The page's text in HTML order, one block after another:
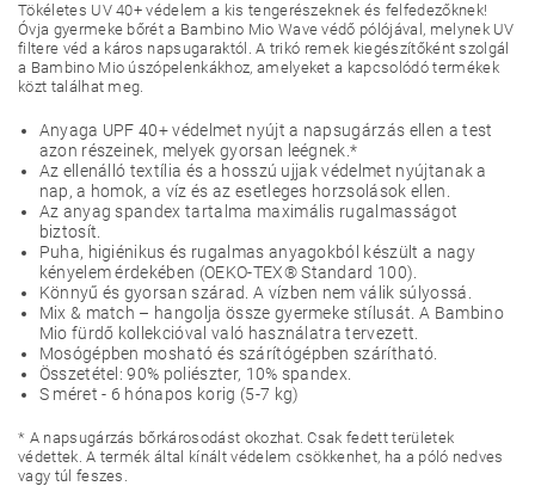
Tökéletes UV 40+ védelem a kis tengerészeknek és felfedezőknek!
Óvja gyermeke bőrét a Bambino Mio Wave védő pólójával, melynek UV
filtere véd a káros napsugaraktól. A trikó remek kiegészítőként szolgál
a Bambino Mio úszópelenkákhoz, amelyeket a kapcsolódó termékek
közt találhat meg.
Anyaga UPF 40+ védelmet nyújt a napsugárzás ellen a test
azon részeinek, melyek gyorsan leégnek.*
Az ellenálló textília és a hosszú ujjak védelmet nyújtanak a
nap, a homok, a víz és az esetleges horzsolások ellen.
Az anyag spandex tartalma maximális rugalmasságot
biztosít.
Puha, higiénikus és rugalmas anyagokból készült a nagy
kényelem érdekében (OEKO-TEX® Standard 100).
Könnyű és gyorsan szárad. A vízben nem válik súlyossá.
Mix & match – hangolja össze gyermeke stílusát. A Bambino
Mio fürdő kollekcióval való használatra tervezett.
Mosógépben mosható és szárítógépben szárítható.
Összetétel: 90% poliészter, 10% spandex.
S méret - 6 hónapos korig (5-7 kg)
* A napsugárzás bőrkárosodást okozhat. Csak fedett területek
védettek. A termék által kínált védelem csökkenhet, ha a póló nedves
vagy túl feszes.